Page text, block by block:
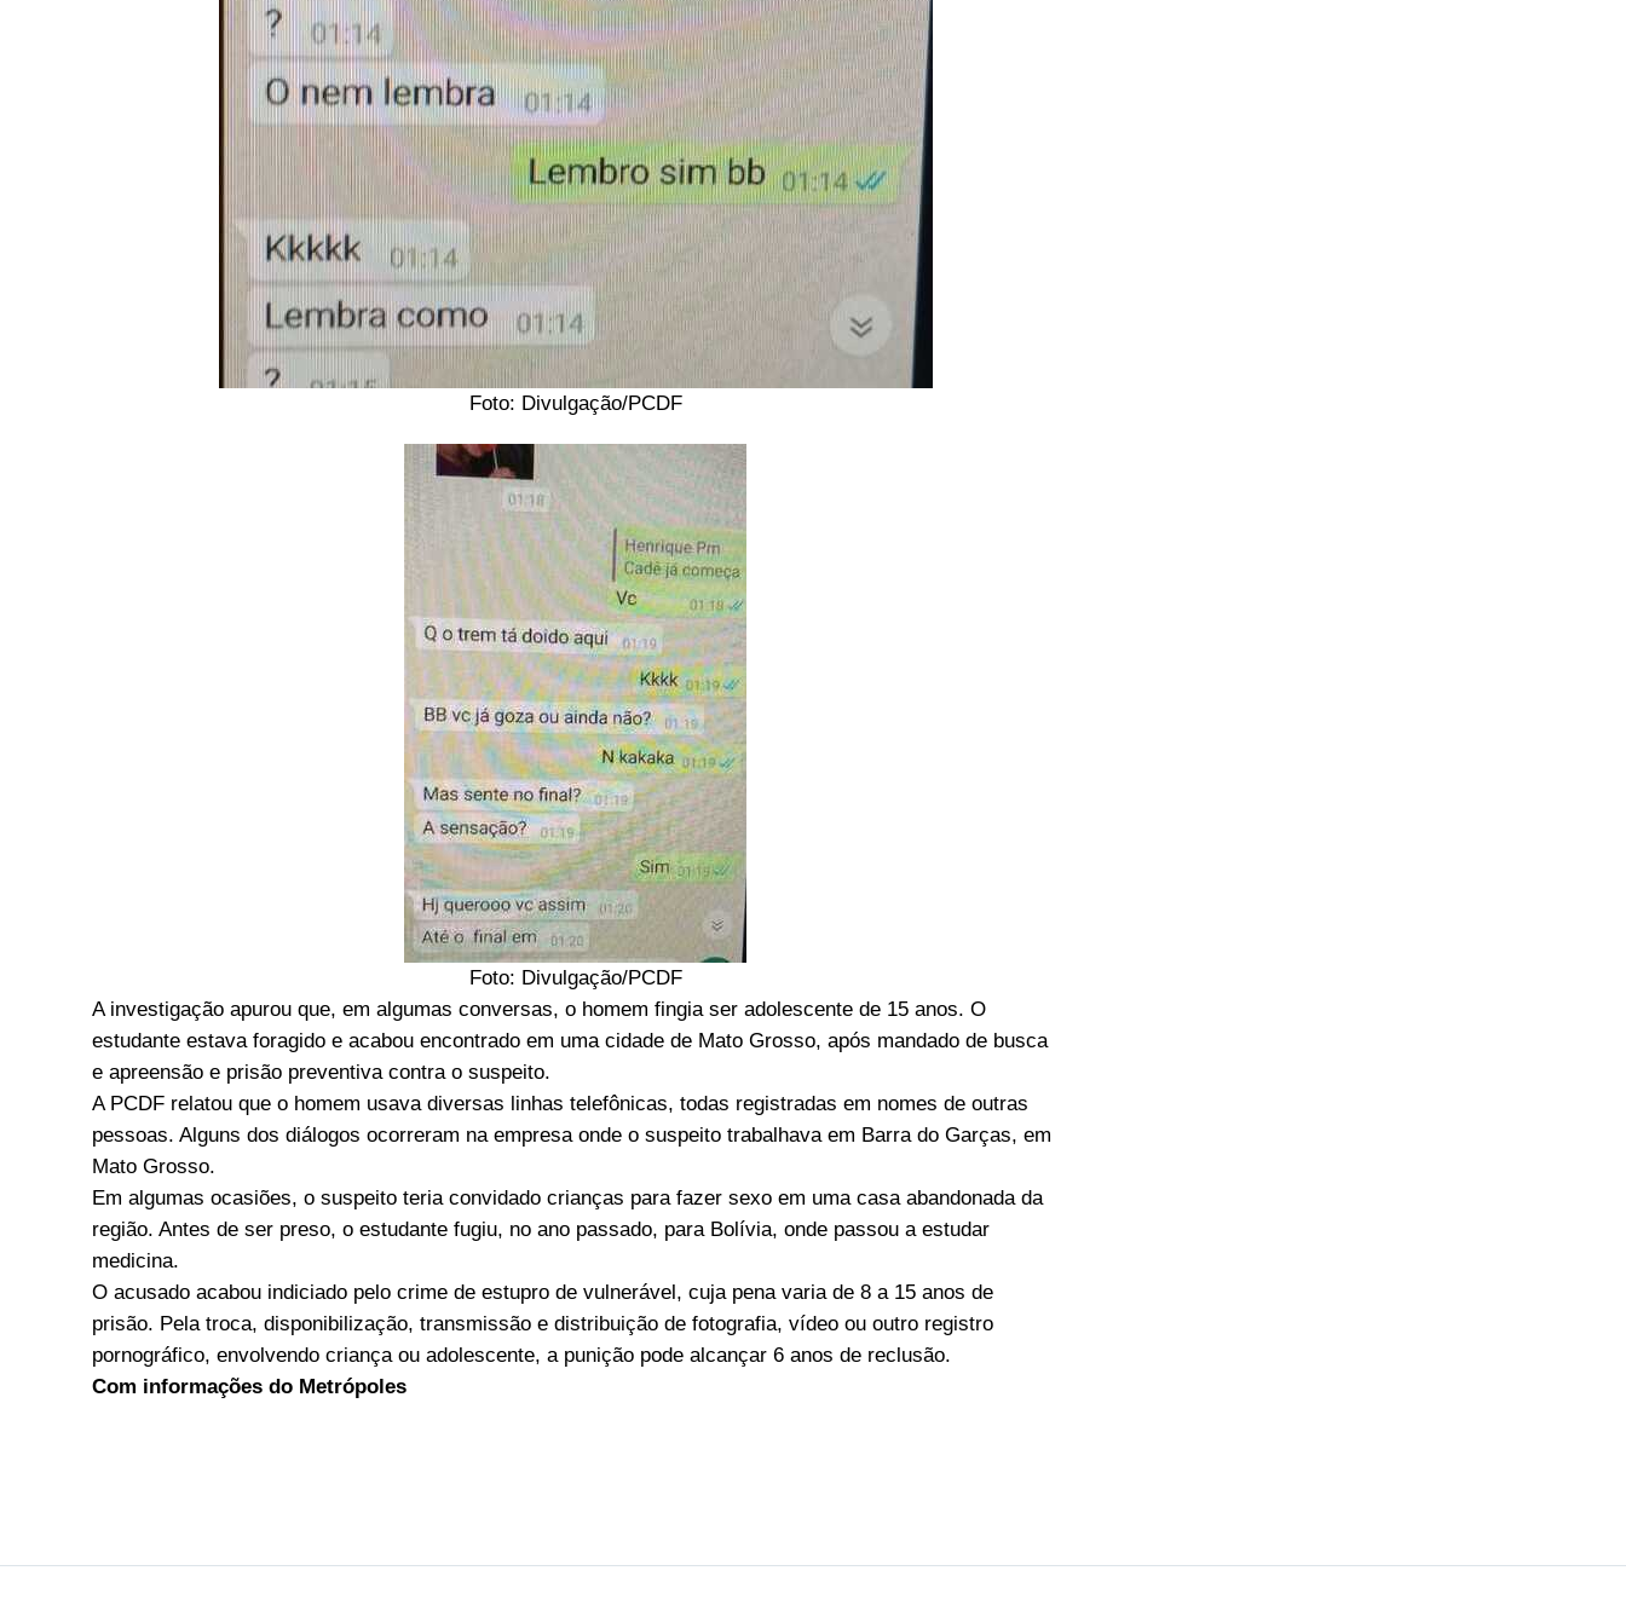
Foto: Divulgação/PCDF
Foto: Divulgação/PCDF
A investigação apurou que, em algumas conversas, o homem fingia ser adolescente de 15 anos. O
estudante estava foragido e acabou encontrado em uma cidade de Mato Grosso, após mandado de busca
e apreensão e prisão preventiva contra o suspeito.
A PCDF relatou que o homem usava diversas linhas telefônicas, todas registradas em nomes de outras
pessoas. Alguns dos diálogos ocorreram na empresa onde o suspeito trabalhava em Barra do Garças, em
Mato Grosso.
Em algumas ocasiões, o suspeito teria convidado crianças para fazer sexo em uma casa abandonada da
região. Antes de ser preso, o estudante fugiu, no ano passado, para Bolívia, onde passou a estudar
medicina.
O acusado acabou indiciado pelo crime de estupro de vulnerável, cuja pena varia de 8 a 15 anos de
prisão. Pela troca, disponibilização, transmissão e distribuição de fotografia, vídeo ou outro registro
pornográfico, envolvendo criança ou adolescente, a punição pode alcançar 6 anos de reclusão.
Com informações do Metrópoles